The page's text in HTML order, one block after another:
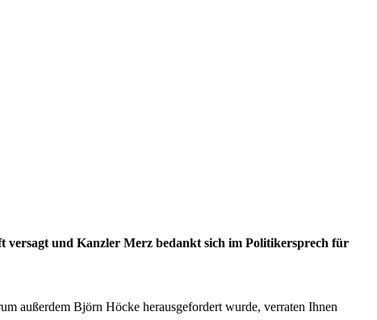
versagt und Kanzler Merz bedankt sich im Politikersprech für
außerdem Björn Höcke herausgefordert wurde, verraten Ihnen